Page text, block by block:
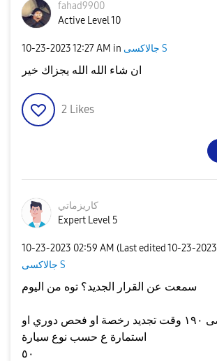
fahad9900
Active Level 10
‎10-23-202312:27 AM in جالاكسى S
ان شاء الله الله يجزاك خير
2 Likes
كاريزماتي
Expert Level 5
‎10-23-2023 02:59 AM (Last edited ‎10-23-2023
جالاكسى S
سمعت عن القرار الجديد؟ توه من اليوم
إضافة لحد أقصى ١٩٠ وقت تجديد رخصة او فحص دوري او
استمارة ع حسب نوع سيارة
٥٠